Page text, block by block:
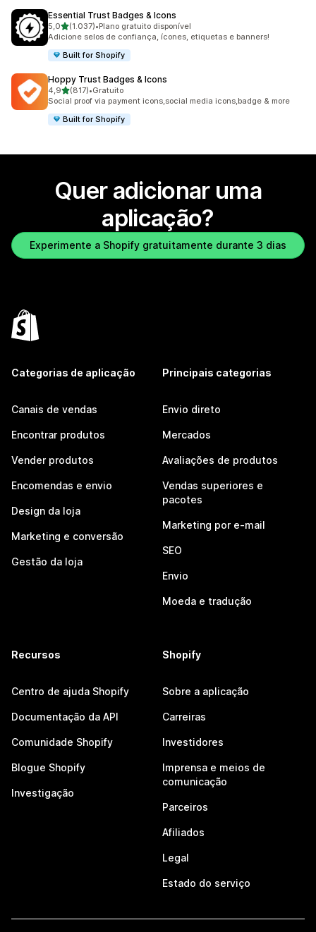
Essential Trust Badges & Icons
5,0de 5 estrelas
(1.037)
1037 total de avaliações
•Plano gratuito disponível
Adicione selos de confiança, ícones, etiquetas e banners!
Built for Shopify
Hoppy Trust Badges & Icons
4,9de 5 estrelas
(817)
817 total de avaliações
•Gratuito
Social proof via payment icons,social media icons,badge & more
Built for Shopify
Quer adicionar uma
aplicação?
Experimente a Shopify gratuitamente durante 3 dias
Categorias de aplicação
Canais de vendas
Encontrar produtos
Vender produtos
Encomendas e envio
Design da loja
Marketing e conversão
Gestão da loja
Principais categorias
Envio direto
Mercados
Avaliações de produtos
Vendas superiores e
pacotes
Marketing por e-mail
SEO
Envio
Moeda e tradução
Recursos
Centro de ajuda Shopify
Documentação da API
Comunidade Shopify
Blogue Shopify
Investigação
Shopify
Sobre a aplicação
Carreiras
Investidores
Imprensa e meios de
comunicação
Parceiros
Afiliados
Legal
Estado do serviço